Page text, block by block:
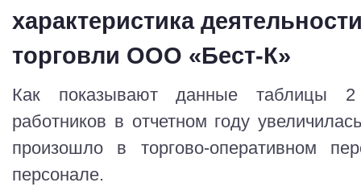
характеристика
торговли ООО «Бест-К»
Как показывают данные таблицы 2
работников в отчетном году
произошло в торгово-оперативном
персонале.